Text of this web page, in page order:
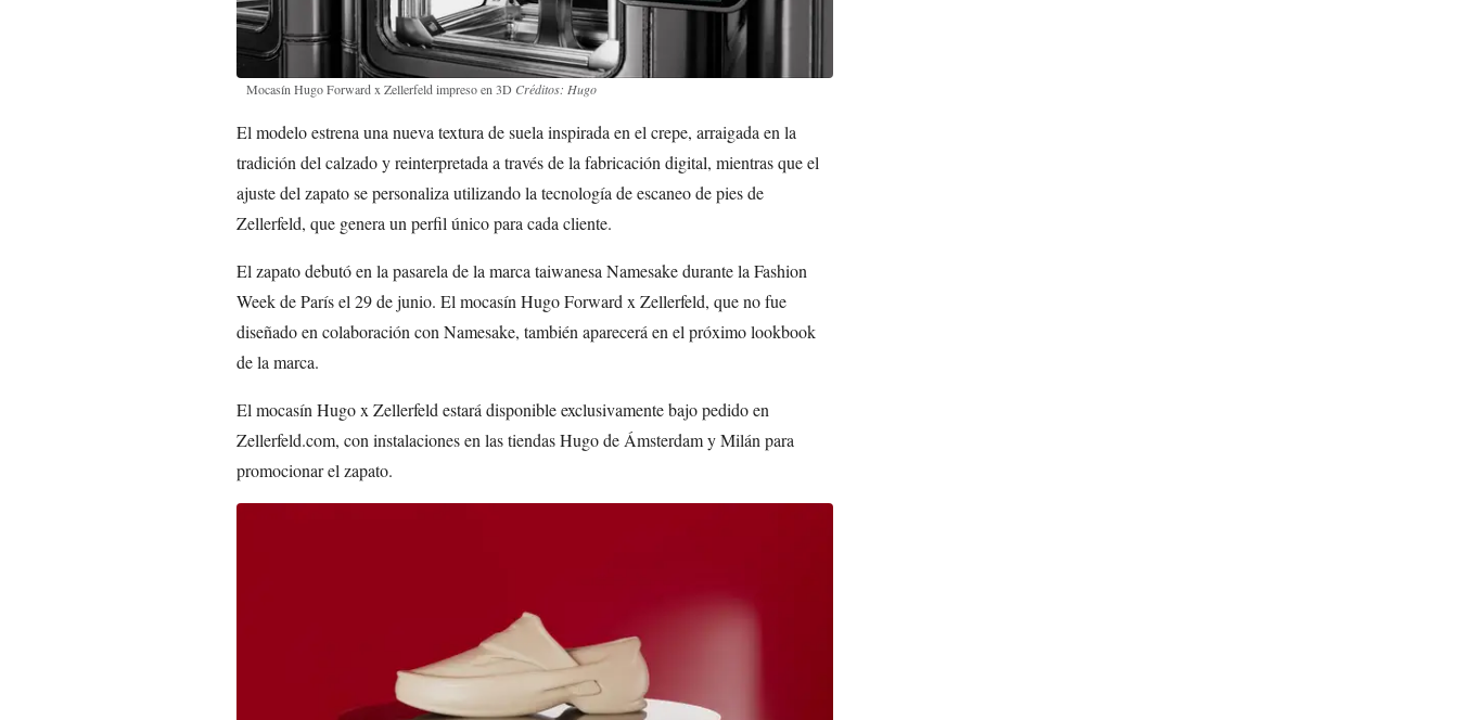
Mocasín Hugo Forward x Zellerfeld impreso en 3D Créditos: Hugo
El modelo estrena una nueva textura de suela inspirada en el crepe, arraigada en la
tradición del calzado y reinterpretada a través de la fabricación digital, mientras que el
ajuste del zapato se personaliza utilizando la tecnología de escaneo de pies de
Zellerfeld, que genera un perfil único para cada cliente.
El zapato debutó en la pasarela de la marca taiwanesa Namesake durante la Fashion
Week de París el 29 de junio. El mocasín Hugo Forward x Zellerfeld, que no fue
diseñado en colaboración con Namesake, también aparecerá en el próximo lookbook
de la marca.
El mocasín Hugo x Zellerfeld estará disponible exclusivamente bajo pedido en
Zellerfeld.com, con instalaciones en las tiendas Hugo de Ámsterdam y Milán para
promocionar el zapato.